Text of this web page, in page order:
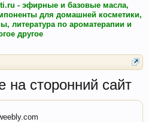
- эфирные и базовые масла,
для домашней косметики,
литература по ароматерапии и
другое
на сторонний сайт